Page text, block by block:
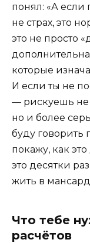
понял: «А если
не страх, это
это не просто
которые
И если ты не
— рискуешь не
но и более
буду
покажу, как
это десятки
жить в
Что тебе
расчётов